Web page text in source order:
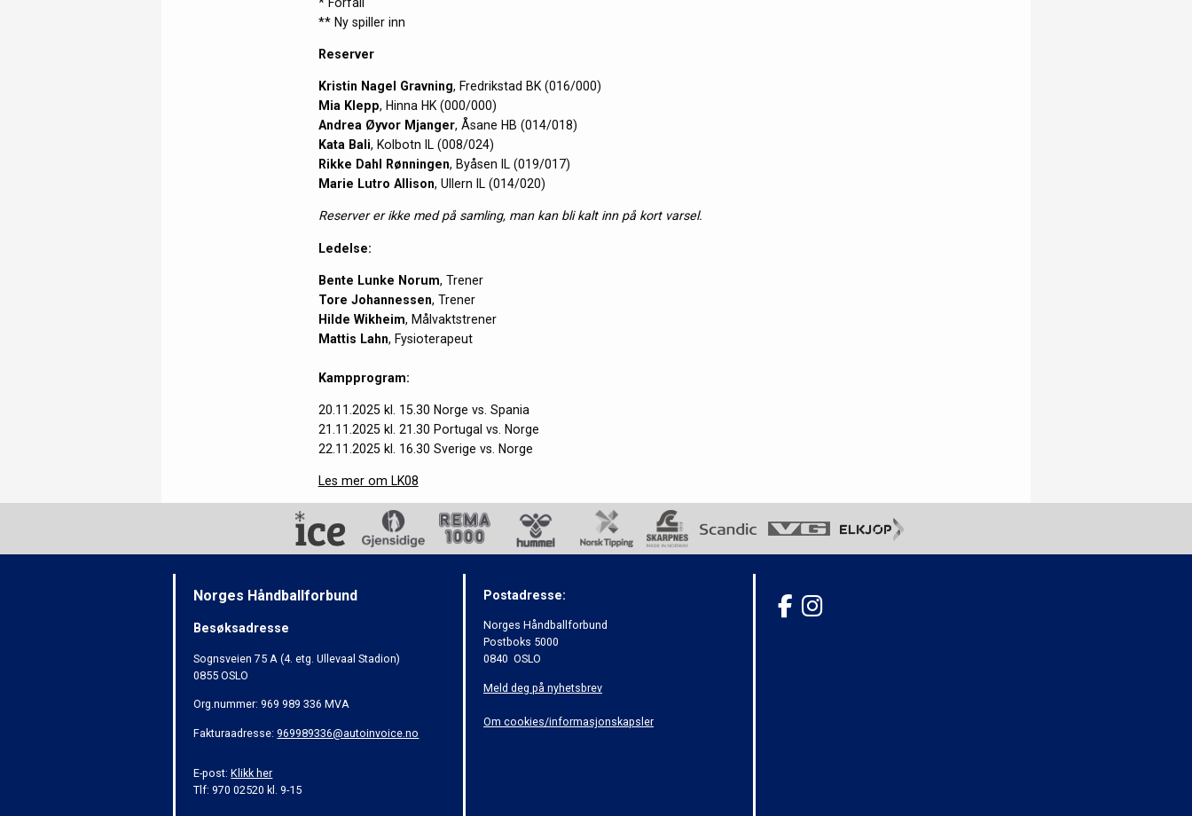
** Ny spiller inn
Reserver
Kristin Nagel Gravning, Fredrikstad BK (016/000)
Mia Klepp, Hinna HK (000/000)
Andrea Øyvor Mjanger, Åsane HB (014/018)
Kata Bali, Kolbotn IL (008/024)
Rikke Dahl Rønningen, Byåsen IL (019/017)
Marie Lutro Allison, Ullern IL (014/020)
Reserver er ikke med på samling, man kan bli kalt inn på kort varsel.
Ledelse:
Bente Lunke Norum, Trener
Tore Johannessen, Trener
Hilde Wikheim, Målvaktstrener
Mattis Lahn, Fysioterapeut
Kampprogram:
20.11.2025 kl. 15.30 Norge vs. Spania
21.11.2025 kl. 21.30 Portugal vs. Norge
22.11.2025 kl. 16.30 Sverige vs. Norge
Les mer om LK08
Norges Håndballforbund
Besøksadresse
Sognsveien 75 A (4. etg. Ullevaal Stadion)
0855 OSLO
Org.nummer: 969 989 336 MVA
Fakturaadresse:969989336@autoinvoice.no
E-post:Klikk her
Tlf: 970 02520 kl. 9-15
Postadresse:
Norges Håndballforbund
Postboks 5000
0840 OSLO
Meld deg på nyhetsbrev
Om cookies/informasjonskapsler